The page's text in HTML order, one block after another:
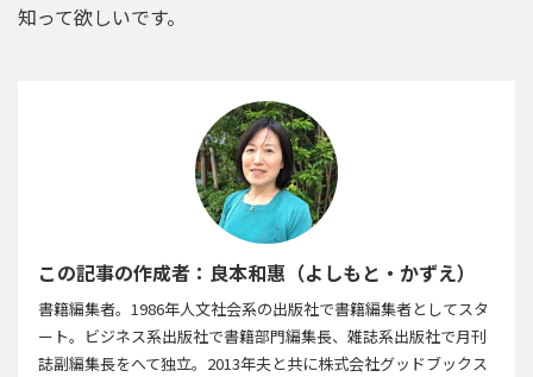
知って欲しいです。
この記事の作成者：良本和惠（よしもと・かずえ）
書籍編集者。1986年人文社会系の出版社で書籍編集者としてスタ
ート。ビジネス系出版社で書籍部門編集長、雑誌系出版社で月刊
誌副編集長をへて独立。2013年夫と共に株式会社グッドブックス